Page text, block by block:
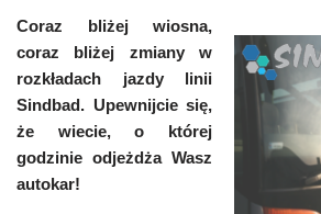
Coraz bliżej wiosna,
coraz bliżej zmiany w
rozkładach jazdy linii
Sindbad. Upewnijcie się,
że wiecie, o której
godzinie odjeżdża Wasz
autokar!